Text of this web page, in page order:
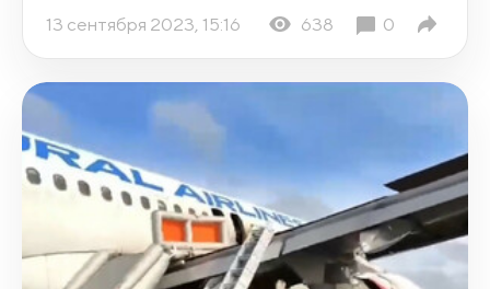
13 сентября 2023, 15:16 638 0